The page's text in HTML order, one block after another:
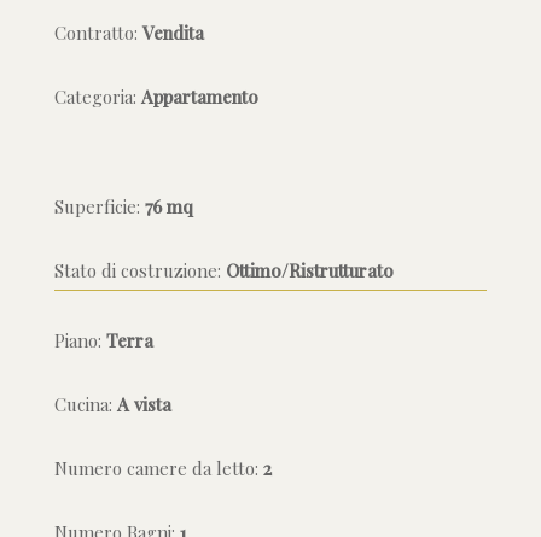
Contratto: Vendita
Categoria: Appartamento
Superficie: 76 mq
Stato di costruzione: Ottimo/Ristrutturato
Piano: Terra
Cucina: A vista
Numero camere da letto: 2
Numero Bagni: 1